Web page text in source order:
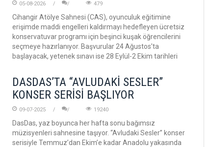
05-08-2026 479
Cihangir Atölye Sahnesi (CAS), oyunculuk eğitimine
erişimde maddi engelleri kaldırmayı hedefleyen ücretsiz
konservatuvar programı için beşinci kuşak öğrencilerini
seçmeye hazırlanıyor. Başvurular 24 Ağustos'ta
başlayacak, yetenek sınavı ise 28 Eylül-2 Ekim tarihleri
DASDAS’TA “AVLUDAKİ SESLER”
KONSER SERİSİ BAŞLIYOR
09-07-2025 19240
DasDas, yaz boyunca her hafta sonu bağımsız
müzisyenleri sahnesine taşıyor. “Avludaki Sesler” konser
serisiyle Temmuz’dan Ekim’e kadar Anadolu yakasında